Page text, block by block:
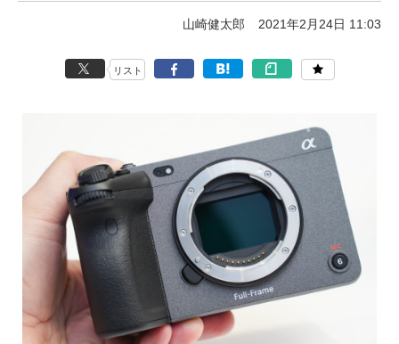
山崎健太郎 2021年2月24日 11:03
リスト